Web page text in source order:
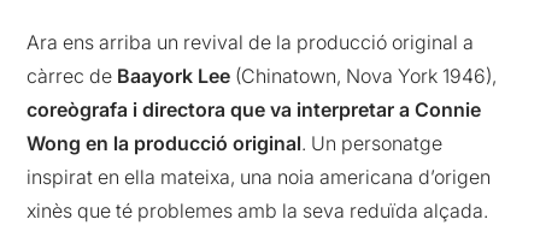
Ara ens arriba un revival de la producció original a
càrrec de Baayork Lee (Chinatown, Nova York 1946),
coreògrafa i directora que va interpretar a Connie
Wong en la producció original. Un personatge
inspirat en ella mateixa, una noia americana d’origen
xinès que té problemes amb la seva reduïda alçada.